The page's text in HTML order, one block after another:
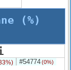
(%)
#54774(0%)